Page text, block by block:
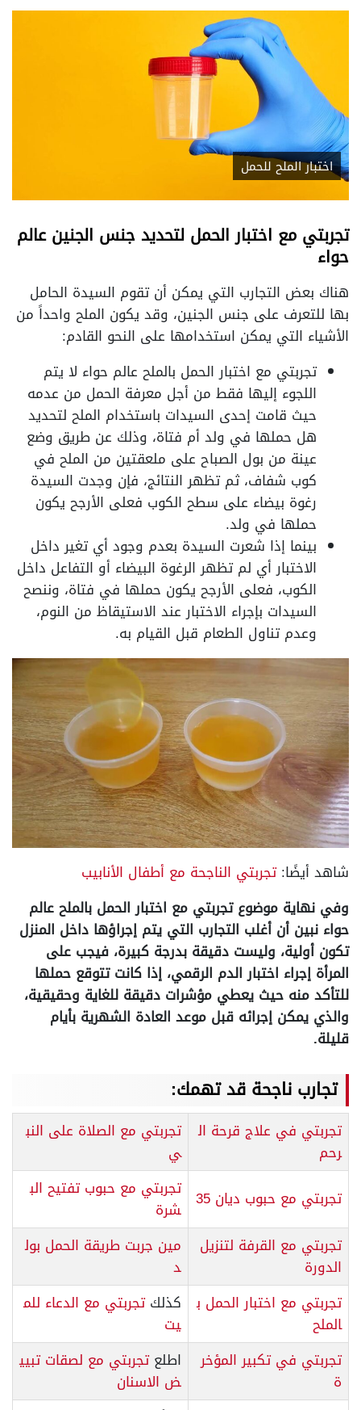
اختبار الملح للحمل
تجربتي مع اختبار الحمل لتحديد جنس الجنين عالم
حواء
هناك بعض التجارب التي يمكن أن تقوم السيدة الحامل
بها للتعرف على جنس الجنين، وقد يكون الملح واحداً من
الأشياء التي يمكن استخدامها على النحو القادم:
تجربتي مع اختبار الحمل بالملح عالم حواء لا يتم
اللجوء إليها فقط من أجل معرفة الحمل من عدمه
حيث قامت إحدى السيدات باستخدام الملح لتحديد
هل حملها في ولد أم فتاة، وذلك عن طريق وضع
عينة من بول الصباح على ملعقتين من الملح في
كوب شفاف، ثم تظهر النتائج، فإن وجدت السيدة
رغوة بيضاء على سطح الكوب فعلى الأرجح يكون
حملها في ولد.
بينما إذا شعرت السيدة بعدم وجود أي تغير داخل
الاختبار أي لم تظهر الرغوة البيضاء أو التفاعل داخل
الكوب، فعلى الأرجح يكون حملها في فتاة، وننصح
السيدات بإجراء الاختبار عند الاستيقاظ من النوم،
وعدم تناول الطعام قبل القيام به.
شاهد أيضًا:تجربتي الناجحة مع أطفال الأنابيب
وفي نهاية موضوع تجربتي مع اختبار الحمل بالملح عالم
حواء نبين أن أغلب التجارب التي يتم إجراؤها داخل المنزل
تكون أولية، وليست دقيقة بدرجة كبيرة، فيجب على
المرأة إجراء اختبار الدم الرقمي، إذا كانت تتوقع حملها
للتأكد منه حيث يعطي مؤشرات دقيقة للغاية وحقيقية،
والذي يمكن إجرائه قبل موعد العادة الشهرية بأيام
قليلة.
تجارب ناجحة قد تهمك:
تجربتي في علاج قرحة ال
رحم
تجربتي مع الصلاة على النب
ي
تجربتي مع حبوب ديان 35
تجربتي مع حبوب تفتيح الب
شرة
تجربتي مع القرفة لتنزيل
الدورة
مين جربت طريقة الحمل بول
د
تجربتي مع اختبار الحمل ب
الملح
كذلكتجربتي مع الدعاء للم
يت
تجربتي في تكبير المؤخر
ة
اطلعتجربتي مع لصقات تبيي
ض الاسنان